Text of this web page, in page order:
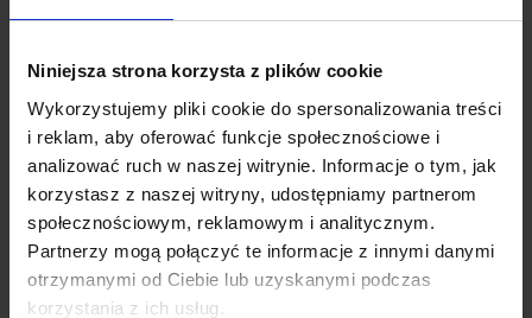
Niniejsza strona korzysta z plików cookie
Wykorzystujemy pliki cookie do spersonalizowania treści
i reklam, aby oferować funkcje społecznościowe i
analizować ruch w naszej witrynie. Informacje o tym, jak
korzystasz z naszej witryny, udostępniamy partnerom
społecznościowym, reklamowym i analitycznym.
Partnerzy mogą połączyć te informacje z innymi danymi
otrzymanymi od Ciebie lub uzyskanymi podczas
korzystania z ich usług.
Zwiększ sprzedaż dzięki lead
generation i lead nurturing
Generowanie leadów to podstawa działań marketerów.
Niestety wspomniane ograniczenia związane z RODO nie
ułatwiają tego zadania. Z tego względu warto wspierać
swoje działania marketingowe dzięki nowoczesnym
rozwiązaniom technologicznym. Należą do nich
powiadomienia web push, które dają możliwość
generowania stałej liczby leadów, bez konieczności